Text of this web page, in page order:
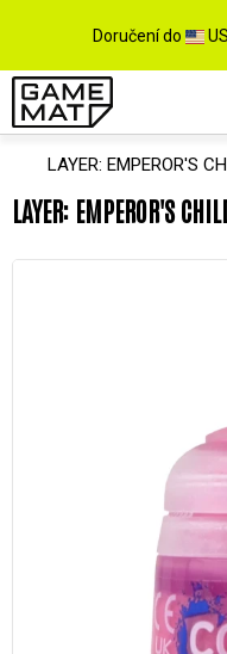
Doručení do
LAYER: EMPEROR'S
LAYER: EMPEROR'S